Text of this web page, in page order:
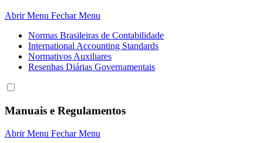
Abrir Menu Fechar Menu
Normas Brasileiras de Contabilidade
International Accounting Standards
Normativos Auxiliares
Resenhas Diárias Governamentais
Manuais e Regulamentos
Abrir Menu Fechar Menu